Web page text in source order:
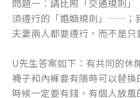
問題一：請比照「交通規則
須遵行的「婚姻規則」……；
夫妻兩人都要遵行，而不是只
U先生答案如下：有共同的休
襪子和內褲要有隨時可以替
時候一定要有錢，有個人放風